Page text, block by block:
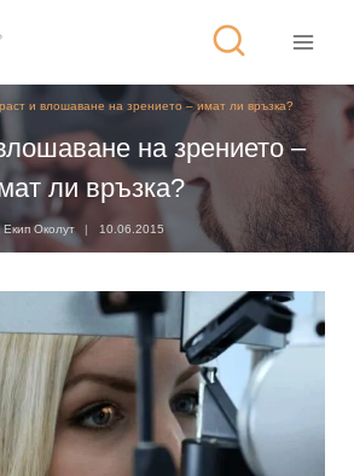
и влошаване на зрението – имат ли връзка?
на зрението –
ли връзка?
Екип Околут 10.06.2015